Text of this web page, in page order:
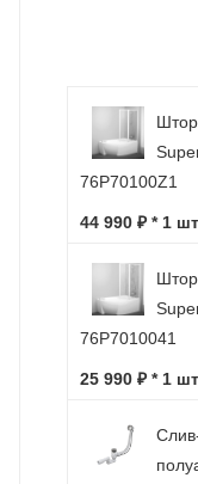
76P70100Z1
44 990 ₽ * 1 шт
76P7010041
25 990 ₽ * 1 шт